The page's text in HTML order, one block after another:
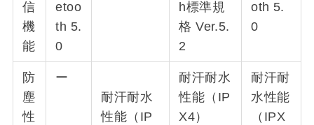
信
機
能
etoo
th 5.
0
h標準規
格 Ver.5.
2
oth 5.
0
防
塵
性
ー
耐汗耐水
性能（IP
耐汗耐水
性能（IP
X4）
耐汗耐
水性能
（IPX